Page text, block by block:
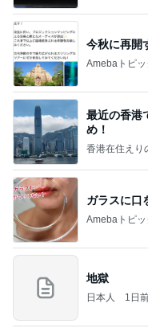
今秋に再開
Amebaトピッ
最近の香港
め！
香港在住えり
ガラスに口
Amebaトピッ
地獄
日本人 1日